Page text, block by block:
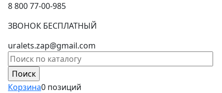
8 800 77-00-985
ЗВОНОК БЕСПЛАТНЫЙ
uralets.zap@gmail.com
Корзина0 позиций